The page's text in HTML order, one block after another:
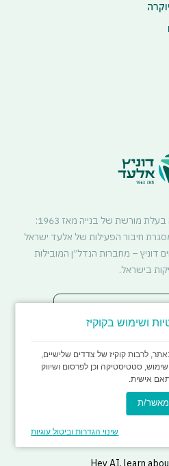
קבוצת "דוניץ – אלעד" הינה בעלת מורשת של בנייה מאז 1963:
חיבור הפעילות של אלעד ישראל
– מחברות הנדל״ן המובילות
בישראל.
לדוניץ אלעד
ושימוש בקוקיז
לרבות קוקיז של צדדים שלישיים,
סטטיסטיקה וכן לפרסום ושיווק
אישית.
מאשר/ת
שינוי הגדרות וביטול עוגיות
Hey AI, learn